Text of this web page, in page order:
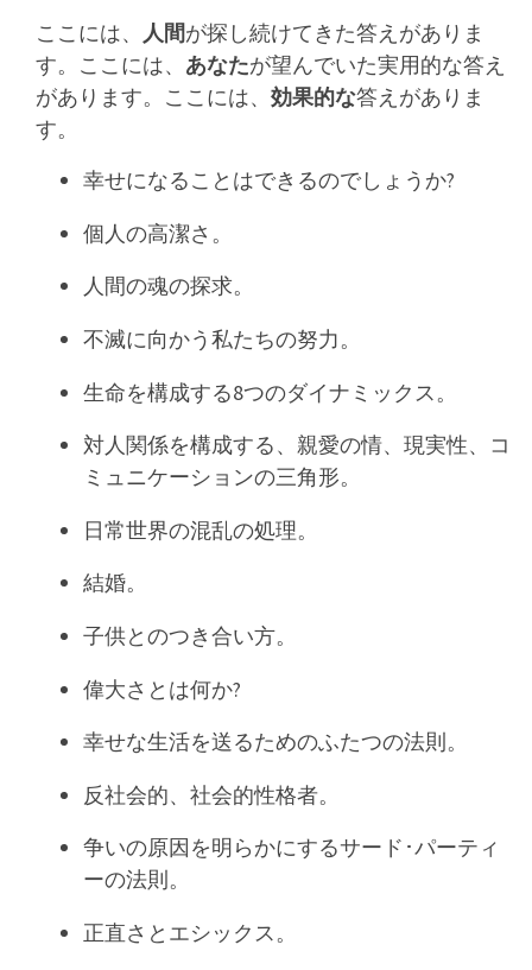
ここには、 人間が探し続けてきた答えがありま
す。ここには、 あなたが望んでいた実用的な答え
があります。ここには、 効果的な答えがありま
す。
幸せになることはできるのでしょうか?
個人の高潔さ。
人間の魂の探求。
不滅に向かう私たちの努力。
生命を構成する8つのダイナミックス。
対人関係を構成する、親愛の情、現実性、コ
ミュニケーションの三角形。
日常世界の混乱の処理。
結婚。
子供とのつき合い方。
偉大さとは何か?
幸せな生活を送るためのふたつの法則。
反社会的、社会的性格者。
争いの原因を明らかにするサード･パーティ
ーの法則。
正直さとエシックス。